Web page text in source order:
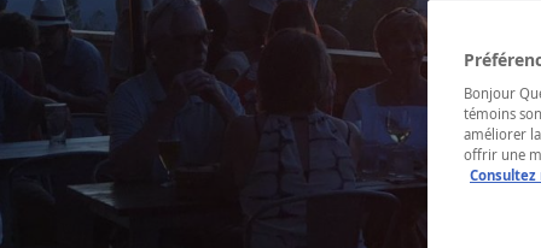
Bonjour
témoins
améliorer
offrir une